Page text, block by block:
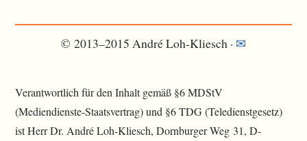
© 2013–2015 André Loh-Kliesch · ✉
Verantwortlich für den Inhalt gemäß §6 MDStV
(Mediendienste-Staatsvertrag) und §6 TDG (Teledienstgesetz)
ist Herr Dr. André Loh-Kliesch, Dornburger Weg 31, D-